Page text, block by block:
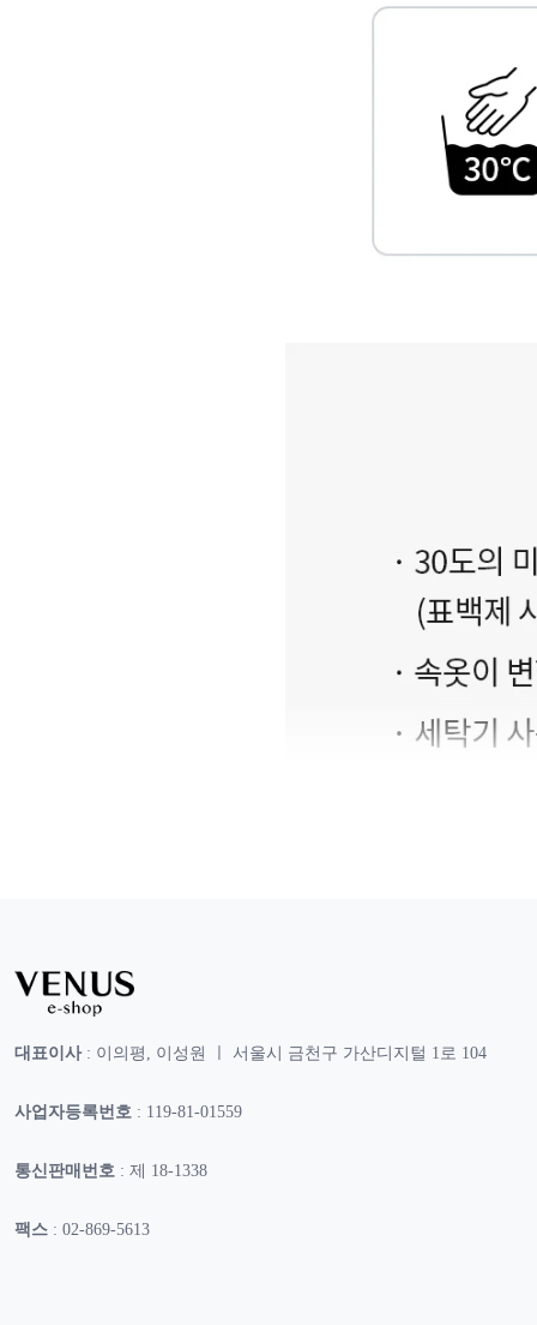
대표이사: 이의평, 이성원 ㅣ 서울시 금천구 가산디지털 1로 104
사업자등록번호 : 119-81-01559
통신판매번호 : 제 18-1338
팩스 : 02-869-5613